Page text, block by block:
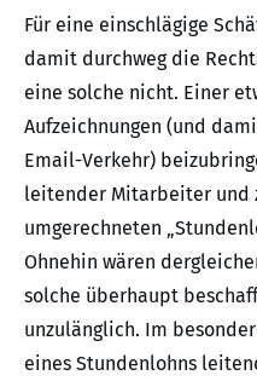
Für eine einschlägige
damit durchweg die
eine solche nicht. Einer
Aufzeichnungen (und
Email-Verkehr)
leitender Mitarbeiter und
umgerechneten
Ohnehin wären
solche überhaupt
unzulänglich. Im
eines Stundenlohns